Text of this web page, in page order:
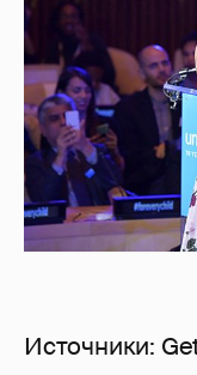
Источники: